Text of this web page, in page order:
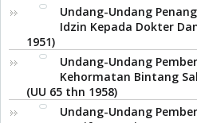
Undang-Undang
Idzin Kepada Dokter
1951)
Undang-Undang
Kehormatan Bintang
(UU 65 thn 1958)
Undang-Undang